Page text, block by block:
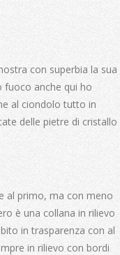
con superbia la sua
fuoco anche qui ho
al ciondolo tutto in
delle pietre di cristallo
al primo, ma con meno
è una collana in rilievo
in trasparenza con al
in rilievo con bordi